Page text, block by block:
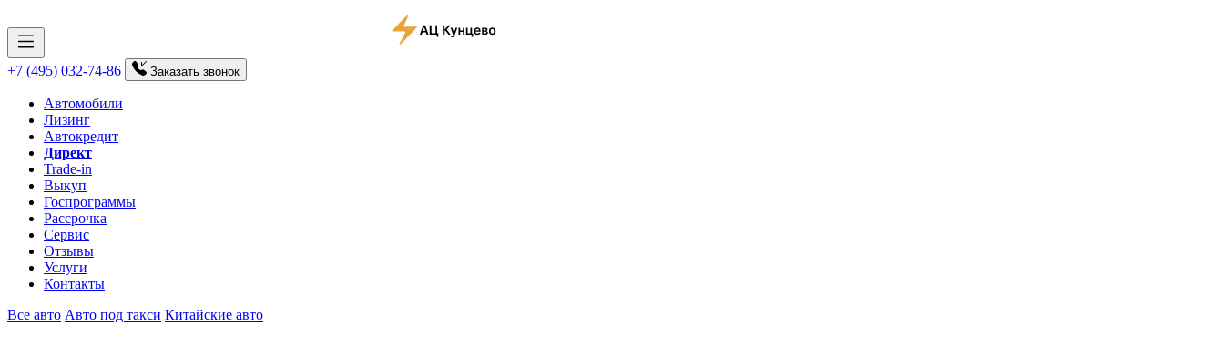
+7 (495) 032-74-86 Заказать звонок
Автомобили
Лизинг
Автокредит
Директ
Trade-in
Выкуп
Госпрограммы
Рассрочка
Сервис
Отзывы
Услуги
Контакты
Все авто Авто под такси Китайские авто